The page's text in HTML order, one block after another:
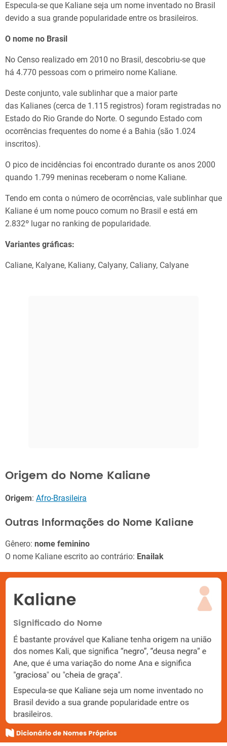
Especula-se que Kaliane seja um nome inventado no Brasil
devido a sua grande popularidade entre os brasileiros.
O nome no Brasil
No Censo realizado em 2010 no Brasil, descobriu-se que
há 4.770 pessoas com o primeiro nome Kaliane.
Deste conjunto, vale sublinhar que a maior parte
das Kalianes (cerca de 1.115 registros) foram registradas no
Estado do Rio Grande do Norte. O segundo Estado com
ocorrências frequentes do nome é a Bahia (são 1.024
inscritos).
O pico de incidências foi encontrado durante os anos 2000
quando 1.799 meninas receberam o nome Kaliane.
Tendo em conta o número de ocorrências, vale sublinhar que
Kaliane é um nome pouco comum no Brasil e está em
2.832º lugar no ranking de popularidade.
Variantes gráficas:
Caliane, Kalyane, Kaliany, Calyany, Caliany, Calyane
Origem do Nome Kaliane
Origem: Afro-Brasileira
Outras Informações do Nome Kaliane
Gênero: nome feminino
O nome Kaliane escrito ao contrário: Enailak